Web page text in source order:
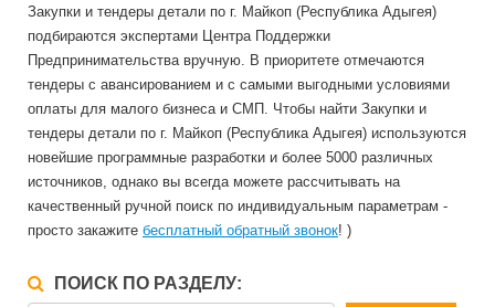
Закупки и тендеры детали по г. Майкоп (Республика Адыгея)
подбираются экспертами Центра Поддержки
Предпринимательства вручную. В приоритете отмечаются
тендеры с авансированием и с самыми выгодными условиями
оплаты для малого бизнеса и СМП. Чтобы найти Закупки и
тендеры детали по г. Майкоп (Республика Адыгея) используются
новейшие программные разработки и более 5000 различных
источников, однако вы всегда можете рассчитывать на
качественный ручной поиск по индивидуальным параметрам -
просто закажите бесплатный обратный звонок! )
ПОИСК ПО РАЗДЕЛУ: